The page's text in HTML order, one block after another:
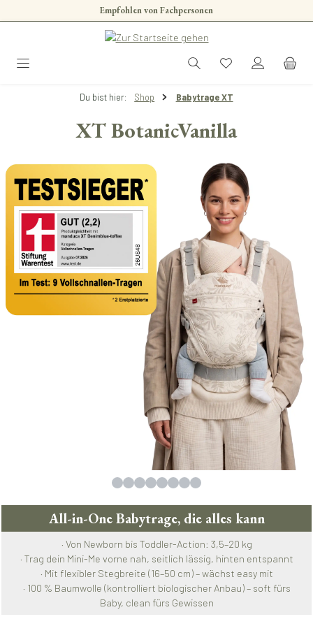
Zum Hauptinhalt springenEmpfohlen von Fachpersonen
Du bist hier: Shop Babytrage XT
XT BotanicVanilla
Bildergalerie überspringen
All-in-One Babytrage, die alles kann
· Von Newborn bis Toddler-Action: 3,5–20 kg
· Trag dein Mini-Me vorne nah, seitlich lässig, hinten entspannt
· Mit flexibler Stegbreite (16–50 cm) – wächst easy mit
· 100 % Baumwolle (kontrolliert biologischer Anbau) – soft fürs
Baby, clean fürs Gewissen